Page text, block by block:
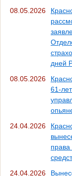
08.05.2026
дней
08.05.2026
61-
24.04.2026
24.04.2026